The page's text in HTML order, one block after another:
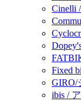
Cinelli
Fixed
GIRO/
ibis /